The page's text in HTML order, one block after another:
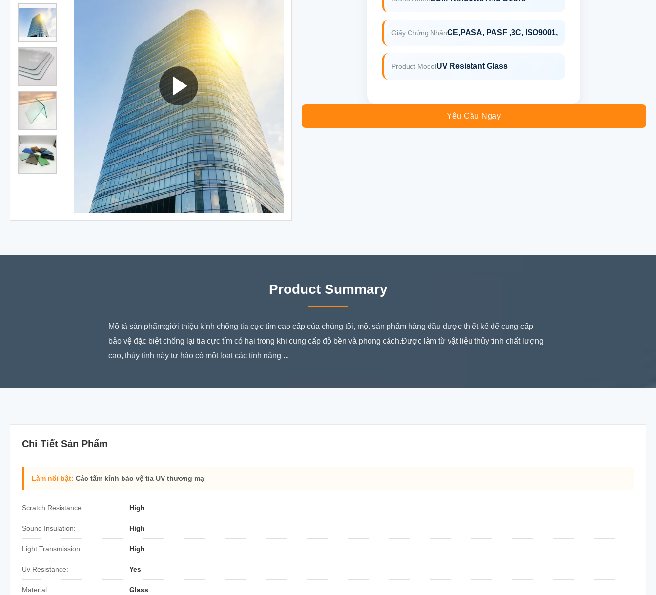
Giấy Chứng NhậnCE,PASA, PASF ,3C, ISO9001,
Product ModelUV Resistant Glass
Yêu Cầu Ngay
Product Summary
Mô tả sản phẩm:giới thiệu kính chống tia cực tím cao cấp của chúng tôi, một sản phẩm hàng đầu được thiết kế để cung cấp
bảo vệ đặc biệt chống lại tia cực tím có hại trong khi cung cấp độ bền và phong cách.Được làm từ vật liệu thủy tinh chất lượng
cao, thủy tinh này tự hào có một loạt các tính năng ...
Chi Tiết Sản Phẩm
Làm nổi bật: Các tấm kính bảo vệ tia UV thương mại
Scratch Resistance: High
Sound Insulation: High
Light Transmission: High
Uv Resistance: Yes
Material: Glass